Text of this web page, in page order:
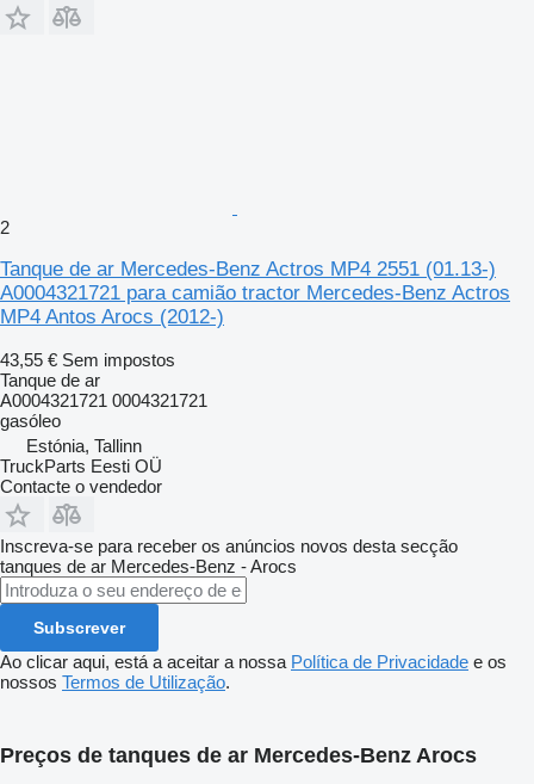
2
Tanque de ar Mercedes-Benz Actros MP4 2551 (01.13-)
A0004321721 para camião tractor Mercedes-Benz Actros
MP4 Antos Arocs (2012-)
43,55 € Sem impostos
Tanque de ar
A0004321721 0004321721
gasóleo
Estónia, Tallinn
TruckParts Eesti OÜ
Contacte o vendedor
Inscreva-se para receber os anúncios novos desta secção
tanques de ar Mercedes-Benz - Arocs
Subscrever
Ao clicar aqui, está a aceitar a nossa Política de Privacidade e os
nossos Termos de Utilização.
Preços de tanques de ar Mercedes-Benz Arocs